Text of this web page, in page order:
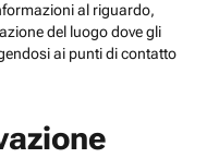
al riguardo,
del luogo dove gli
ai punti di contatto